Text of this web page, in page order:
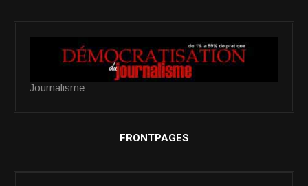
Journalisme
FRONTPAGES